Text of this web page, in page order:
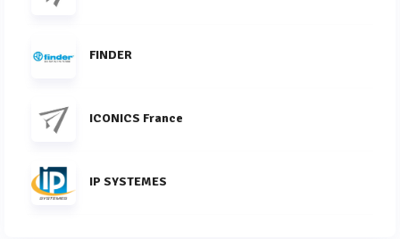
FINDER
ICONICS France
IP SYSTEMES